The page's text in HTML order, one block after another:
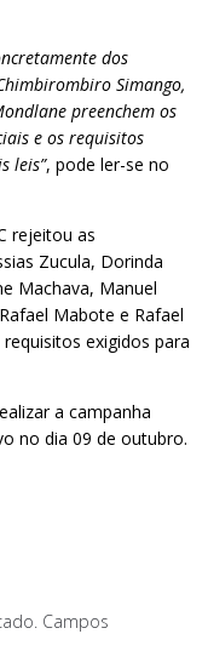
dos
Simango,
preenchem os
e os requisitos
leis”, pode ler-se no
rejeitou as
Zucula, Dorinda
Machava, Manuel
Mabote e Rafael
exigidos para
a campanha
no dia 09 de outubro.
Campos